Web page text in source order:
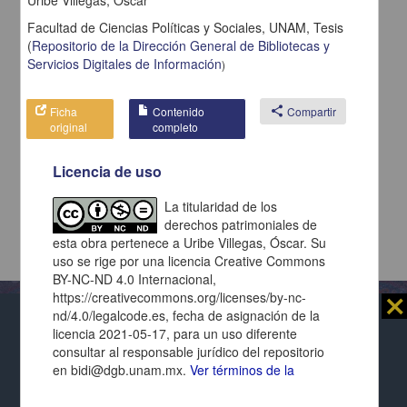
Al usar este repositorio estás aceptando sus
términos y condiciones de uso, y te obligas a
respetar los derechos expresados en las
⨯
Repositorio Institucional de la
Universidad Nacional Autónoma de México
Facultad de Ciencias Políticas y Sociales, UNAM, Tesis
(Repositorio de la Dirección General de Bibliotecas y
Servicios Digitales de Información)
Ficha
original
Contenido
completo
share Compartir
Licencia de uso
La titularidad de los
derechos patrimoniales de
esta obra pertenece a Uribe Villegas, Óscar. Su
uso se rige por una licencia Creative Commons
BY-NC-ND 4.0 Internacional,
https://creativecommons.org/licenses/by-nc-
nd/4.0/legalcode.es, fecha de asignación de la
licencia 2021-05-17, para un uso diferente
consultar al responsable jurídico del repositorio
en bidi@dgb.unam.mx.Ver términos de la